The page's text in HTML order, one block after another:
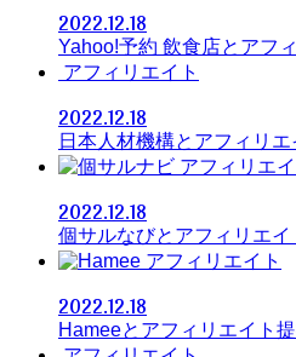
2022.12.18
Yahoo!予約 飲食店とアフ
アフィリエイト
2022.12.18
日本人材機構とアフィリ
アフィリエイ
2022.12.18
個サルなびとアフィリエ
アフィリエイト
2022.12.18
Hameeとアフィリエイト